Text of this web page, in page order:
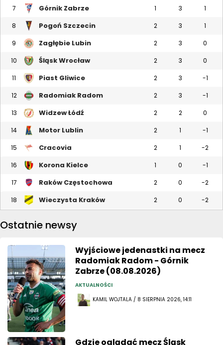
7 Górnik Zabrze 1 3 1
8 Pogoń Szczecin 2 3 1
9 Zagłębie Lubin 2 3 0
10 Śląsk Wrocław 2 3 0
11 Piast Gliwice 2 3 -1
12 Radomiak Radom 2 3 -1
13 Widzew Łódź 2 2 0
14 Motor Lublin 2 1 -1
15 Cracovia 2 1 -2
16 Korona Kielce 1 0 -1
17 Raków Częstochowa 2 0 -2
18 Wieczysta Kraków 2 0 -2
Ostatnie newsy
Wyjściowe jedenastki na mecz
Radomiak Radom - Górnik
Zabrze (08.08.2026)
AKTUALNOŚCI
KAMIL WOJTALA / 8 SIERPNIA 2026, 14:11
Gdzie oglądać mecz Śląsk